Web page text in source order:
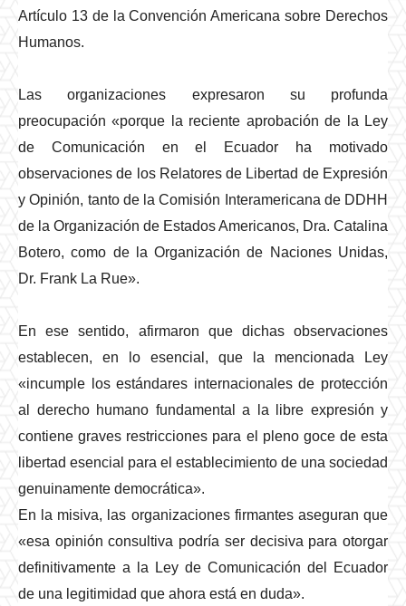
Artículo 13 de la Convención Americana sobre Derechos
Humanos.
Las organizaciones expresaron su profunda
preocupación «porque la reciente aprobación de la Ley
de Comunicación en el Ecuador ha motivado
observaciones de los Relatores de Libertad de Expresión
y Opinión, tanto de la Comisión Interamericana de DDHH
de la Organización de Estados Americanos, Dra. Catalina
Botero, como de la Organización de Naciones Unidas,
Dr. Frank La Rue».
En ese sentido, afirmaron que dichas observaciones
establecen, en lo esencial, que la mencionada Ley
«incumple los estándares internacionales de protección
al derecho humano fundamental a la libre expresión y
contiene graves restricciones para el pleno goce de esta
libertad esencial para el establecimiento de una sociedad
genuinamente democrática».
En la misiva, las organizaciones firmantes aseguran que
«esa opinión consultiva podría ser decisiva para otorgar
definitivamente a la Ley de Comunicación del Ecuador
de una legitimidad que ahora está en duda».